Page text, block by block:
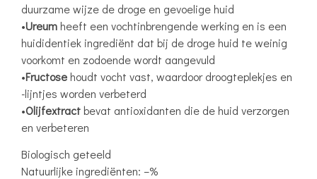
duurzame wijze de droge en gevoelige huid
•Ureumheeft een vochtinbrengende werking en is een
huididentiek ingrediënt dat bij de droge huid te weinig
voorkomt en zodoende wordt aangevuld
•Fructosehoudt vocht vast, waardoor droogteplekjes en
-lijntjes worden verbeterd
•Olijfextractbevat antioxidanten die de huid verzorgen
en verbeteren
Biologisch geteeld
Natuurlijke ingrediënten: –%